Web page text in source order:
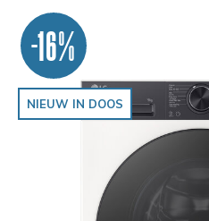
-16%
NIEUW IN DOOS